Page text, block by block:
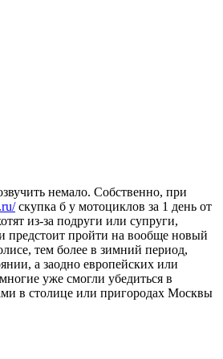
немало. Собственно, при
скупка б у мотоциклов за 1 день от
из-за подруги или супруги,
предстоит пройти на вообще новый
тем более в зимний период,
а заодно европейских или
уже смогли убедиться в
в столице или пригородах Москвы